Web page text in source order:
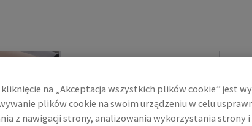
na „Akceptacja wszystkich plików cookie” jest
plików cookie na swoim urządzeniu w celu
z nawigacji strony, analizowania wykorzystania strony i